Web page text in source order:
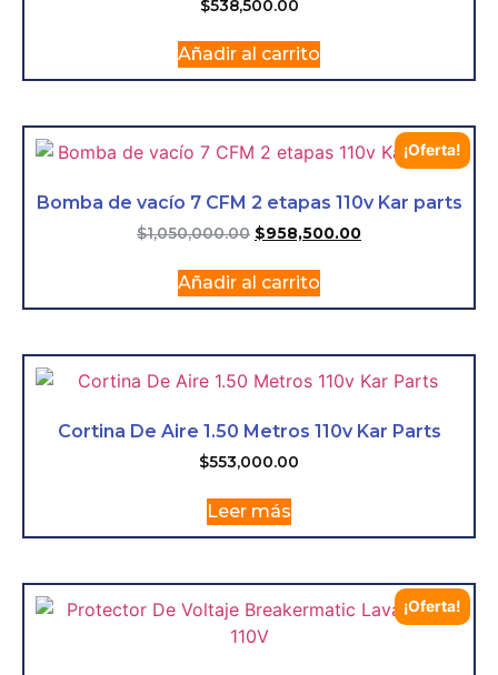
$538,500.00
Añadir al carrito
¡Oferta!
Bomba de vacío 7 CFM 2 etapas 110v Kar parts
$1,050,000.00 $958,500.00
Añadir al carrito
Cortina De Aire 1.50 Metros 110v Kar Parts
$553,000.00
Leer más
¡Oferta!